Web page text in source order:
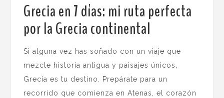
Grecia en 7 días: mi ruta perfecta
por la Grecia continental
Si alguna vez has soñado con un viaje que
mezcle historia antigua y paisajes únicos,
Grecia es tu destino. Prepárate para un
recorrido que comienza en Atenas, el corazón